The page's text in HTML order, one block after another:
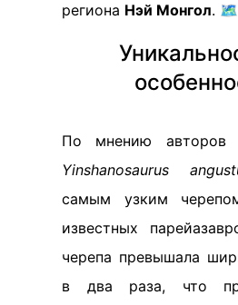
региона Нэй Монгол. 🗺️
По мнению авторов
Yinshanosaurus
самым узким
известных
черепа превышала
в два раза, что